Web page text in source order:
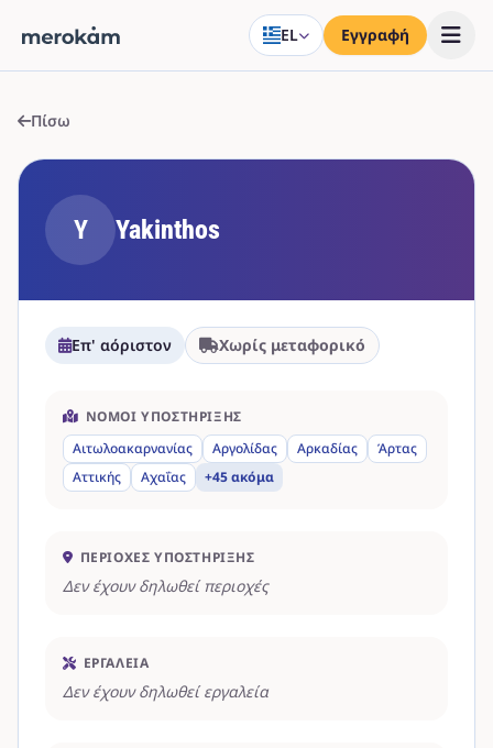
EL Εγγραφή
Πίσω
Y Yakinthos
Επ' αόριστον Χωρίς μεταφορικό
ΝΟΜΟΊ ΥΠΟΣΤΉΡΙΞΗΣ
Αιτωλοακαρνανίας
Αργολίδας Αρκαδίας
Άρτας
Αττικής
Αχαΐας +45 ακόμα
ΠΕΡΙΟΧΈΣ ΥΠΟΣΤΉΡΙΞΗΣ
Δεν έχουν δηλωθεί περιοχές
ΕΡΓΑΛΕΊΑ
Δεν έχουν δηλωθεί εργαλεία